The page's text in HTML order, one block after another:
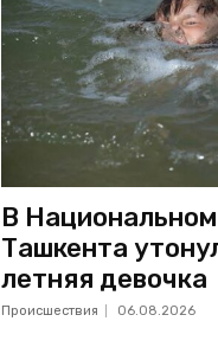
В
Ташкента
летняя девочка
Происшествия 06.08.2026